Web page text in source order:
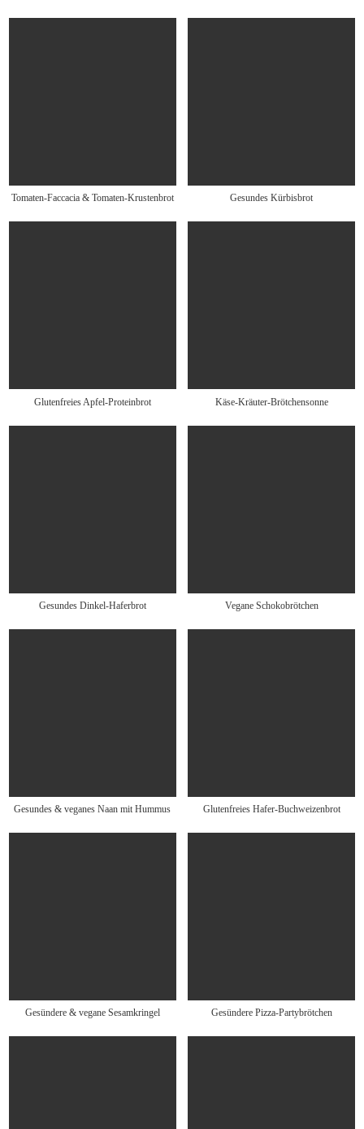
Tomaten-Faccacia & Tomaten-Krustenbrot Gesundes Kürbisbrot
Glutenfreies Apfel-Proteinbrot Käse-Kräuter-Brötchensonne
Gesundes Dinkel-Haferbrot Vegane Schokobrötchen
Gesundes & veganes Naan mit Hummus Glutenfreies Hafer-Buchweizenbrot
Gesündere & vegane Sesamkringel Gesündere Pizza-Partybrötchen